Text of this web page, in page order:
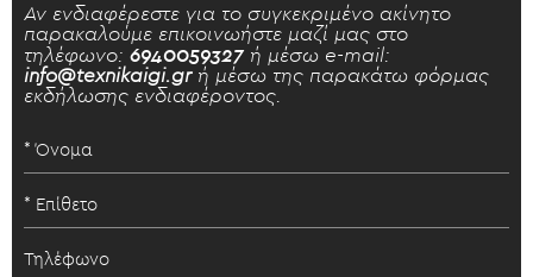
Αν ενδιαφέρεστε για το συγκεκριμένο ακίνητο
παρακαλούμε επικοινωήστε μαζί μας στο
τηλέφωνο: 6940059327 ή μέσω e-mail:
info@texnikaigi.grή μέσω της παρακάτω φόρμας
εκδήλωσης ενδιαφέροντος.